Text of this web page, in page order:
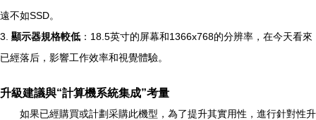
遠不如SSD。
3. 顯示器規格較低 ：18.5英寸的屏幕和1366x768的分辨率，在今天看來
已經落后，影響工作效率和視覺體驗。
升級建議與“計算機系統集成”考量
如果已經購買或計劃采購此機型，為了提升其實用性，進行針對性升